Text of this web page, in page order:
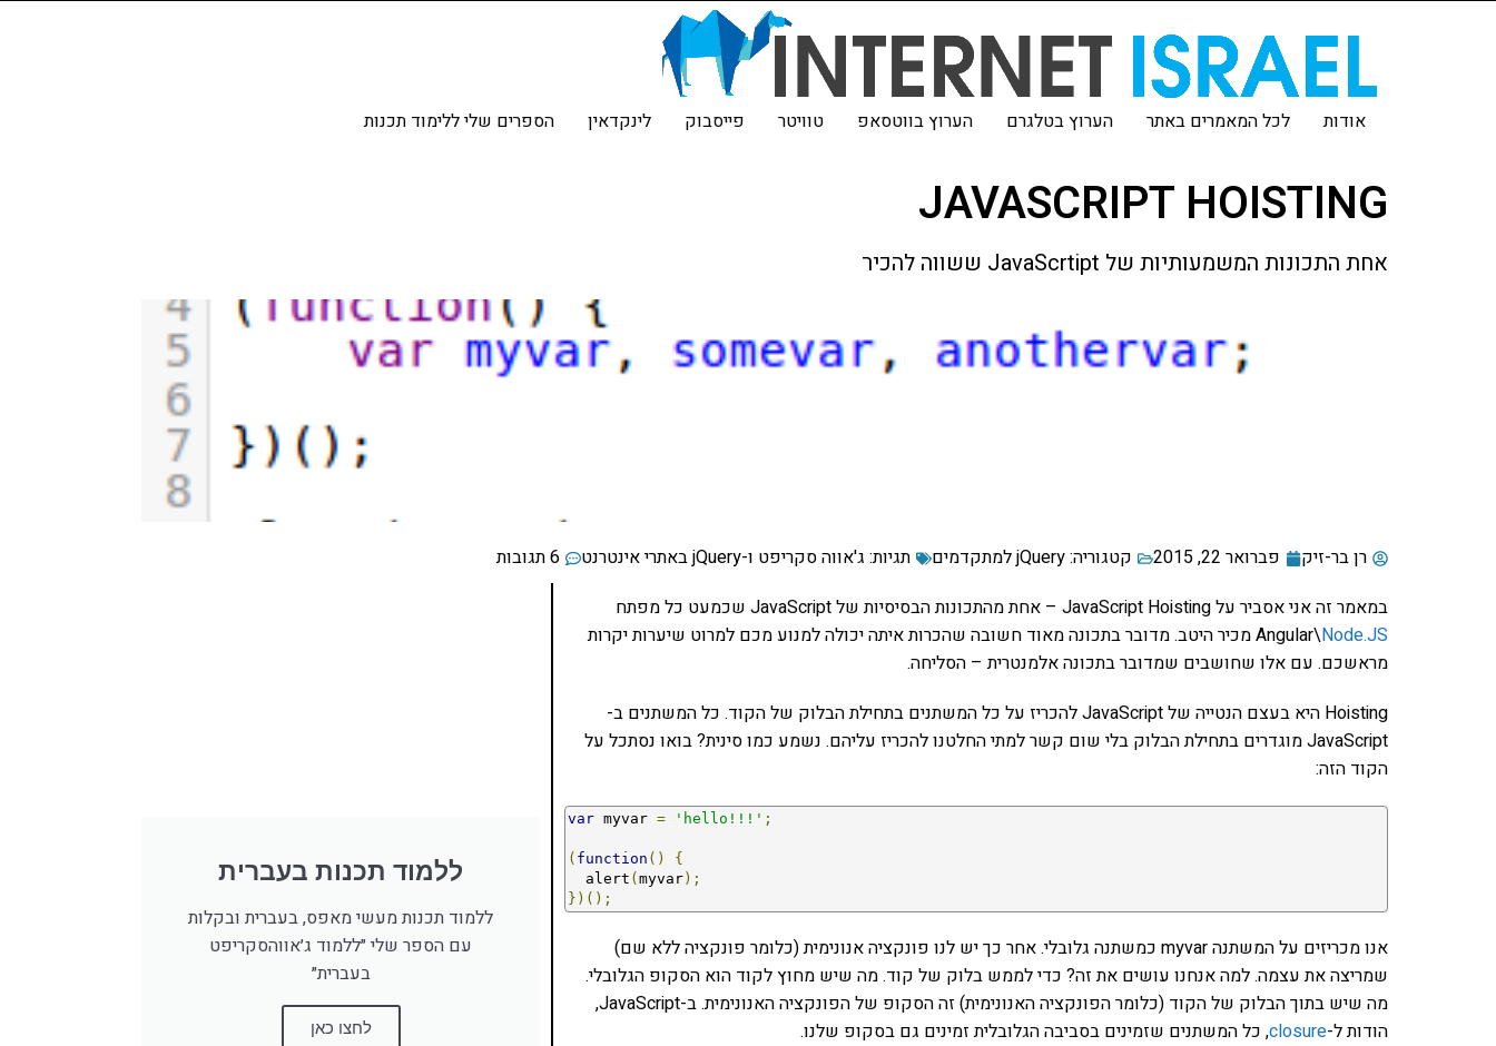
אודות לכל המאמרים באתר הערוץ בטלגרם הערוץ בווטסאפ טוויטר פייסבוק לינקדאין הספרים שלי ללימוד תכנות
JAVASCRIPT HOISTING
אחת התכונות המשמעותיות של JavaScrtipt ששווה להכיר
רן בר-זיק פברואר 22, 2015 קטגוריה:jQuery למתקדמים תגיות: ג'אווה סקריפט ו-jQuery באתרי אינטרנט
6 תגובות
במאמר זה אני אסביר על JavaScript Hoisting – אחת מהתכונות הבסיסיות של JavaScript שכמעט כל מפתח
Angular\Node.JS
מכיר היטב. מדובר בתכונה מאוד חשובה שהכרות איתה יכולה למנוע מכם למרוט שיערות יקרות
מראשכם. עם אלו שחושבים שמדובר בתכונה אלמנטרית – הסליחה.
Hoisting היא בעצם הנטייה של JavaScript להכריז על כל המשתנים בתחילת הבלוק של הקוד. כל המשתנים ב-
JavaScript מוגדרים בתחילת הבלוק בלי שום קשר למתי החלטנו להכריז עליהם. נשמע כמו סינית? בואו נסתכל על
הקוד הזה:
var myvar = 'hello!!!' ;
( function ()
{
  alert
(myvar);
})();
אנו מכריזים על המשתנה myvar כמשתנה גלובלי. אחר כך יש לנו פונקציה אנונימית (כלומר פונקציה ללא שם)
שמריצה את עצמה. למה אנחנו עושים את זה? כדי לממש בלוק של קוד. מה שיש מחוץ לקוד הוא הסקופ הגלובלי.
מה שיש בתוך הבלוק של הקוד (כלומר הפונקציה האנונימית) זה הסקופ של הפונקציה האנונימית. ב-JavaScript,
הודות ל-closure, כל המשתנים שזמינים בסביבה הגלובלית זמינים גם בסקופ שלנו.
ללמוד תכנות בעברית
ללמוד תכנות מעשי מאפס, בעברית ובקלות
עם הספר שלי ״ללמוד ג׳אווהסקריפט
בעברית״
לחצו כאן